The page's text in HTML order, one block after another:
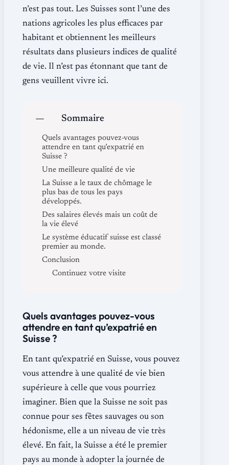
n’est pas tout. Les Suisses sont l’une des
nations agricoles les plus efficaces par
habitant et obtiennent les meilleurs
résultats dans plusieurs indices de qualité
de vie. Il n’est pas étonnant que tant de
gens veuillent vivre ici.
Sommaire
Quels avantages pouvez-vous
attendre en tant qu’expatrié en
Suisse ?
Une meilleure qualité de vie
La Suisse a le taux de chômage le
plus bas de tous les pays
développés.
Des salaires élevés mais un coût de
la vie élevé
Le système éducatif suisse est classé
premier au monde.
Conclusion
Continuez votre visite
Quels avantages pouvez-vous
attendre en tant qu’expatrié en
Suisse ?
En tant qu’expatrié en Suisse, vous pouvez
vous attendre à une qualité de vie bien
supérieure à celle que vous pourriez
imaginer. Bien que la Suisse ne soit pas
connue pour ses fêtes sauvages ou son
hédonisme, elle a un niveau de vie très
élevé. En fait, la Suisse a été le premier
pays au monde à adopter la journée de